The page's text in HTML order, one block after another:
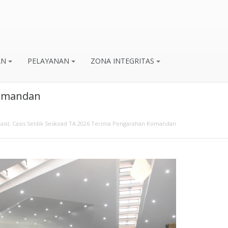
PELAYANAN ZONA INTEGRITAS
Casis Seldik Seskoad TA 2026 Terima Pengarahan Komandan